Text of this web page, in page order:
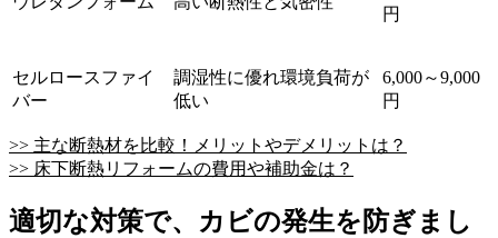
円
セルロースファイ
バー
調湿性に優れ環境負荷が
低い
6,000～9,000
円
>> 主な断熱材を比較！メリットやデメリットは？
>> 床下断熱リフォームの費用や補助金は？
適切な対策で、カビの発生を防ぎまし